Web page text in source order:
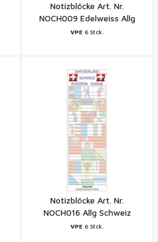
Notizblöcke Art. Nr.
NOCH009 Edelweiss Allg
Schweiz
VPE 6 Stck.
Notizblöcke Art. Nr.
NOCH016 Allg Schweiz
VPE 6 Stck.